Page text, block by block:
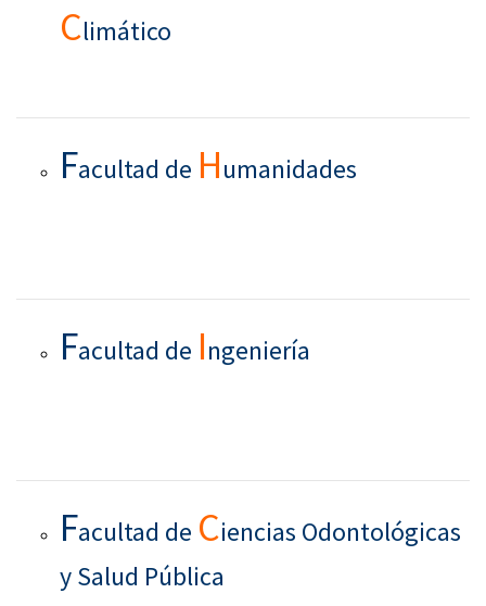
Climático
Facultad de Humanidades
Facultad de Ingeniería
Facultad de Ciencias Odontológicas
y Salud Pública